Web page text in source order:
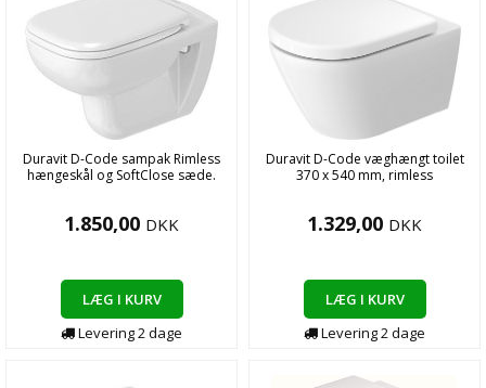
Duravit D-Code sampak Rimless
hængeskål og SoftClose sæde.
1.850,00 DKK
LÆG I KURV
Levering2dage
Duravit D-Code væghængt toilet
370 x 540 mm, rimless
1.329,00 DKK
LÆG I KURV
Levering2dage